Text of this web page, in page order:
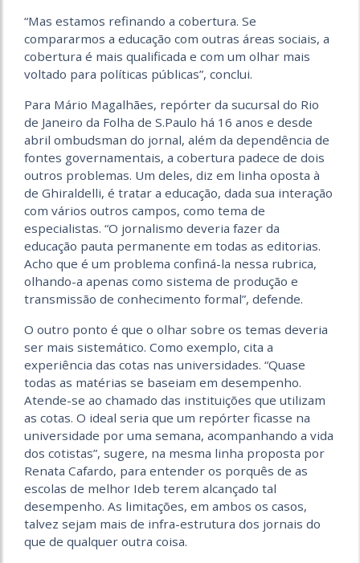
“Mas estamos refinando a cobertura. Se
compararmos a educação com outras áreas sociais, a
cobertura é mais qualificada e com um olhar mais
voltado para políticas públicas”, conclui.
Para Mário Magalhães, repórter da sucursal do Rio
de Janeiro da Folha de S.Paulo há 16 anos e desde
abril ombuds­man do jornal, além da dependência de
fontes governamentais, a cobertura padece de dois
outros problemas. Um deles, diz em linha oposta à
de Ghiraldelli, é tratar a educação, dada sua interação
com vários outros campos, como tema de
especialistas. “O jornalismo deveria fazer da
educação pauta permanente em todas as editorias.
Acho que é um problema confiná-la nessa rubrica,
olhando-a apenas como sistema de produção e
transmissão de conhecimento formal”, defende.
O outro ponto é que o olhar sobre os temas deveria
ser mais sistemático. Como exemplo, cita a
experiência das cotas nas universidades. “Quase
todas as matérias se baseiam em desempenho.
Atende-se ao chamado das instituições que utilizam
as cotas. O ideal seria que um repórter ficasse na
universidade por uma semana, acompanhando a vida
dos cotistas”, sugere, na mesma linha proposta por
Renata Cafardo, para entender os porquês de as
escolas de melhor Ideb terem alcançado tal
desempenho. As limitações, em ambos os casos,
talvez sejam mais de infra-estrutura dos jornais do
que de qualquer outra coisa.